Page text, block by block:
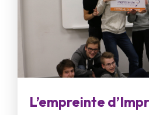
L’empreinte